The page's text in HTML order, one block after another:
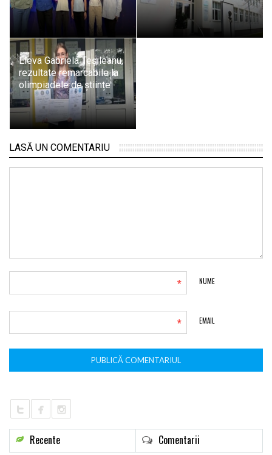
Eleva Gabriela Teșileanu,
rezultate remarcabile la
olimpiadele de științe
LASĂ UN COMENTARIU
NUME
*
EMAIL
*
Recente Comentarii